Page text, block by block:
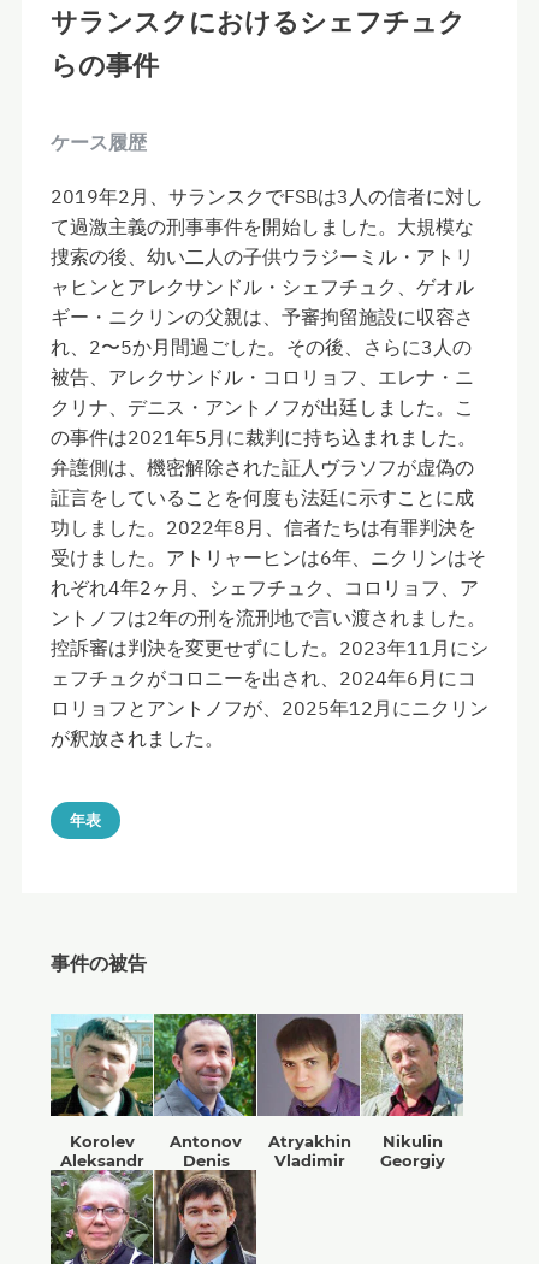
サランスクにおけるシェフチュク
らの事件
ケース履歴
2019年2月、サランスクでFSBは3人の信者に対し
て過激主義の刑事事件を開始しました。大規模な
捜索の後、幼い二人の子供ウラジーミル・アトリ
ャヒンとアレクサンドル・シェフチュク、ゲオル
ギー・ニクリンの父親は、予審拘留施設に収容さ
れ、2〜5か月間過ごした。その後、さらに3人の
被告、アレクサンドル・コロリョフ、エレナ・ニ
クリナ、デニス・アントノフが出廷しました。こ
の事件は2021年5月に裁判に持ち込まれました。
弁護側は、機密解除された証人ヴラソフが虚偽の
証言をしていることを何度も法廷に示すことに成
功しました。2022年8月、信者たちは有罪判決を
受けました。アトリャーヒンは6年、ニクリンはそ
れぞれ4年2ヶ月、シェフチュク、コロリョフ、ア
ントノフは2年の刑を流刑地で言い渡されました。
控訴審は判決を変更せずにした。2023年11月にシ
ェフチュクがコロニーを出され、2024年6月にコ
ロリョフとアントノフが、2025年12月にニクリン
が釈放されました。
年表
事件の被告
Korolev
Aleksandr
Antonov
Denis
Atrуakhin
Vladimir
Nikulin
Georgiy